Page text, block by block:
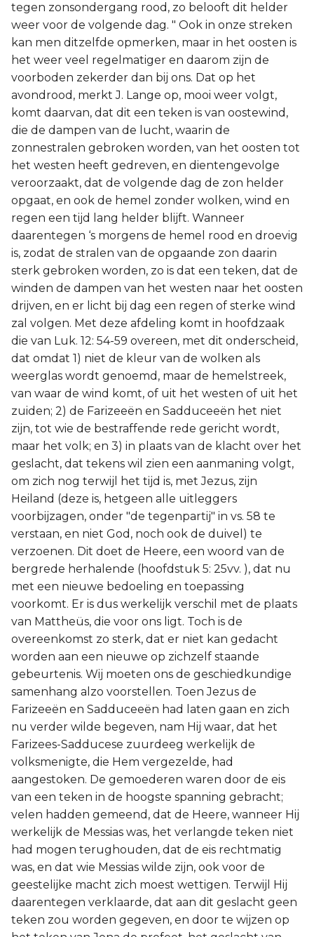
tegen zonsondergang rood, zo belooft dit helder
weer voor de volgende dag. " Ook in onze streken
kan men ditzelfde opmerken, maar in het oosten is
het weer veel regelmatiger en daarom zijn de
voorboden zekerder dan bij ons. Dat op het
avondrood, merkt J. Lange op, mooi weer volgt,
komt daarvan, dat dit een teken is van oostewind,
die de dampen van de lucht, waarin de
zonnestralen gebroken worden, van het oosten tot
het westen heeft gedreven, en dientengevolge
veroorzaakt, dat de volgende dag de zon helder
opgaat, en ook de hemel zonder wolken, wind en
regen een tijd lang helder blijft. Wanneer
daarentegen ‘s morgens de hemel rood en droevig
is, zodat de stralen van de opgaande zon daarin
sterk gebroken worden, zo is dat een teken, dat de
winden de dampen van het westen naar het oosten
drijven, en er licht bij dag een regen of sterke wind
zal volgen. Met deze afdeling komt in hoofdzaak
die van Luk. 12: 54-59 overeen, met dit onderscheid,
dat omdat 1) niet de kleur van de wolken als
weerglas wordt genoemd, maar de hemelstreek,
van waar de wind komt, of uit het westen of uit het
zuiden; 2) de Farizeeën en Sadduceeën het niet
zijn, tot wie de bestraffende rede gericht wordt,
maar het volk; en 3) in plaats van de klacht over het
geslacht, dat tekens wil zien een aanmaning volgt,
om zich nog terwijl het tijd is, met Jezus, zijn
Heiland (deze is, hetgeen alle uitleggers
voorbijzagen, onder "de tegenpartij" in vs. 58 te
verstaan, en niet God, noch ook de duivel) te
verzoenen. Dit doet de Heere, een woord van de
bergrede herhalende (hoofdstuk 5: 25vv. ), dat nu
met een nieuwe bedoeling en toepassing
voorkomt. Er is dus werkelijk verschil met de plaats
van Mattheüs, die voor ons ligt. Toch is de
overeenkomst zo sterk, dat er niet kan gedacht
worden aan een nieuwe op zichzelf staande
gebeurtenis. Wij moeten ons de geschiedkundige
samenhang alzo voorstellen. Toen Jezus de
Farizeeën en Sadduceeën had laten gaan en zich
nu verder wilde begeven, nam Hij waar, dat het
Farizees-Sadducese zuurdeeg werkelijk de
volksmenigte, die Hem vergezelde, had
aangestoken. De gemoederen waren door de eis
van een teken in de hoogste spanning gebracht;
velen hadden gemeend, dat de Heere, wanneer Hij
werkelijk de Messias was, het verlangde teken niet
had mogen terughouden, dat de eis rechtmatig
was, en dat wie Messias wilde zijn, ook voor de
geestelijke macht zich moest wettigen. Terwijl Hij
daarentegen verklaarde, dat aan dit geslacht geen
teken zou worden gegeven, en door te wijzen op